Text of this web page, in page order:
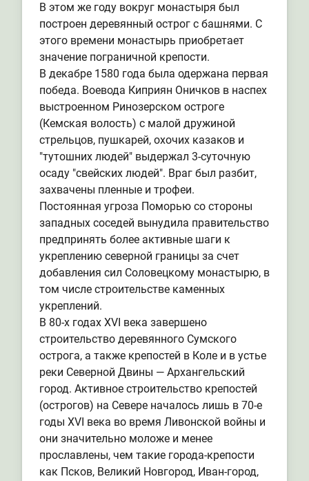
В этом же году вокруг монастыря был
построен деревянный острог с башнями. С
этого времени монастырь приобретает
значение пограничной крепости.
В декабре 1580 года была одержана первая
победа. Воевода Киприян Оничков в наспех
выстроенном Ринозерском остроге
(Кемская волость) с малой дружиной
стрельцов, пушкарей, охочих казаков и
"тутошних людей" выдержал 3-суточную
осаду "свейских людей". Враг был разбит,
захвачены пленные и трофеи.
Постоянная угроза Поморью со стороны
западных соседей вынудила правительство
предпринять более активные шаги к
укреплению северной границы за счет
добавления сил Соловецкому монастырю, в
том числе строительстве каменных
укреплений.
В 80-х годах XVI века завершено
строительство деревянного Сумского
острога, а также крепостей в Коле и в устье
реки Северной Двины — Архангельский
город. Активное строительство крепостей
(острогов) на Севере началось лишь в 70-е
годы XVI века во время Ливонской войны и
они значительно моложе и менее
прославлены, чем такие города-крепости
как Псков, Великий Новгород, Иван-город,